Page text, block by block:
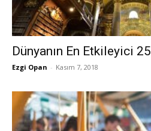
Dünyanın En Etkileyici
Ezgi Opan - Kasım 7, 2018